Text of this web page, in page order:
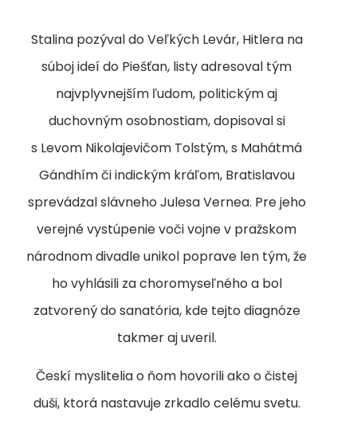
Stalina pozýval do Veľkých Levár, Hitlera na
súboj ideí do Piešťan, listy adresoval tým
najvplyvnejším ľudom, politickým aj
duchovným osobnostiam, dopisoval si
s Levom Nikolajevičom Tolstým, s Mahátmá
Gándhím či indickým kráľom, Bratislavou
sprevádzal slávneho Julesa Vernea. Pre jeho
verejné vystúpenie voči vojne v pražskom
národnom divadle unikol poprave len tým, že
ho vyhlásili za choromyseľného a bol
zatvorený do sanatória, kde tejto diagnóze
takmer aj uveril.
Českí myslitelia o ňom hovorili ako o čistej
duši, ktorá nastavuje zrkadlo celému svetu.